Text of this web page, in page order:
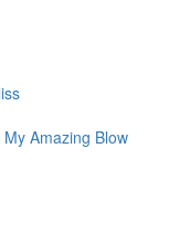
My Amazing Blow